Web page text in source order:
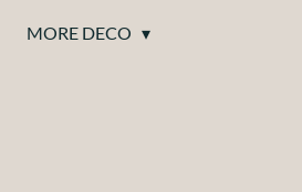
MORE DECO